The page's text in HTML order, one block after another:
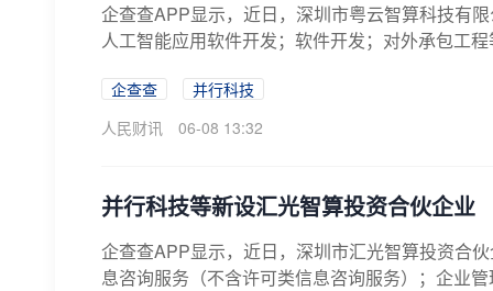
企查查APP显示，近日，深圳市粤云智算科技有
人工智能应用软件开发；软件开发；对外承包工
企查查
并行科技
人民财讯
06-08 13:32
并行科技等新设汇光智算投资合伙企业
企查查APP显示，近日，深圳市汇光智算投资合
息咨询服务（不含许可类信息咨询服务）；企业